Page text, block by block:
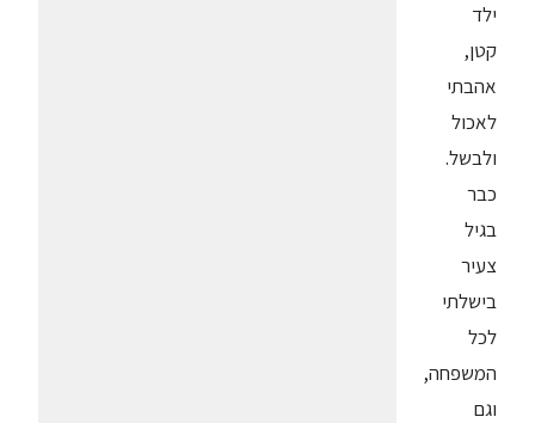
ילד
קטן,
אהבתי
לאכול
ולבשל.
כבר
בגיל
צעיר
בישלתי
לכל
המשפחה,
וגם